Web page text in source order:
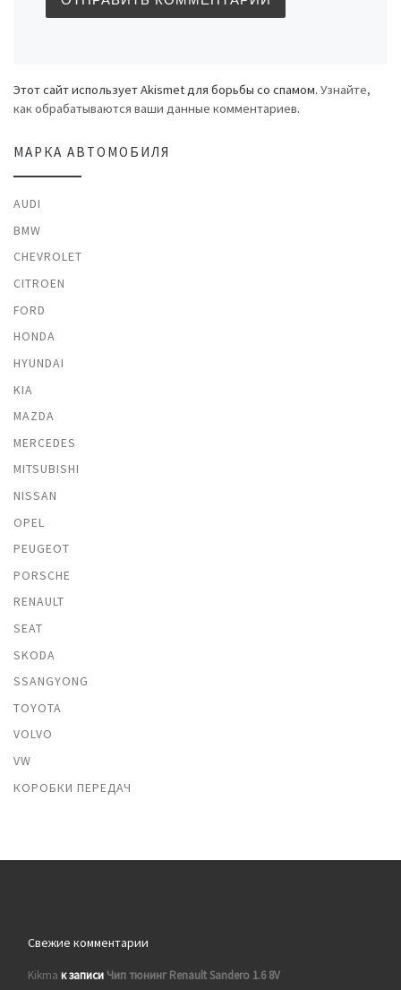
Этот сайт использует Akismet для борьбы со спамом. Узнайте,
как обрабатываются ваши данные комментариев.
МАРКА АВТОМОБИЛЯ
AUDI
BMW
CHEVROLET
CITROEN
FORD
HONDA
HYUNDAI
KIA
MAZDA
MERCEDES
MITSUBISHI
NISSAN
OPEL
PEUGEOT
PORSCHE
RENAULT
SEAT
SKODA
SSANGYONG
TOYOTA
VOLVO
VW
КОРОБКИ ПЕРЕДАЧ
Свежие комментарии
Kikma к записи Чип тюнинг Renault Sandero 1.6 8V